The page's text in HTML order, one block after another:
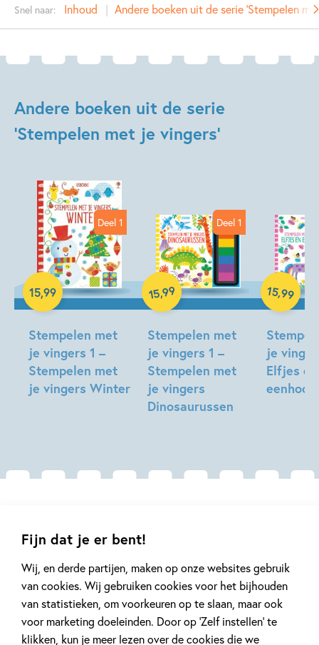
Fijn dat je er bent!
Wij, en derde partijen, maken op onze websites gebruik
van cookies. Wij gebruiken cookies voor het bijhouden
van statistieken, om voorkeuren op te slaan, maar ook
voor marketing doeleinden. Door op ‘Zelf instellen’ te
klikken, kun je meer lezen over de cookies die we
Prijs: 15
99
Uitgever:
Usborne Publishers
Kenmerken van dit boek
Hobby & knutselen
Snel naar: Inhoud Andere boeken uit de serie 'Stempelen
Andere boeken uit de serie
'Stempelen met je vingers'
Deel 1
Stempelen met
je vingers 1 –
Stempelen met
je vingers Winter
15,99
Hardcover
Deel 1
Stempelen met
je vingers 1 –
Stempelen met
je vingers
Dinosaurussen
15,99
Hardcover
je
Elfjes en
15,99
Hardcover
Tiplijst Kinderpanel